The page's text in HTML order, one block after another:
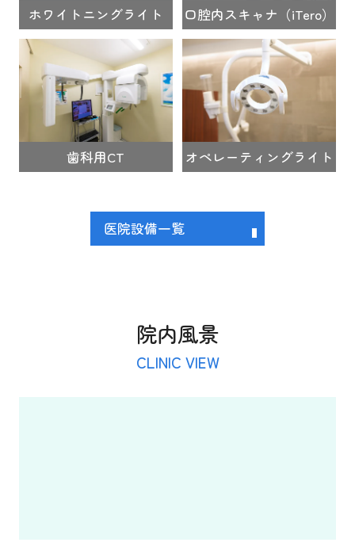
ホワイトニングライト 口腔内スキャナ（iTero）
歯科用CT オペレーティングライト
医院設備一覧
院内風景
CLINIC VIEW